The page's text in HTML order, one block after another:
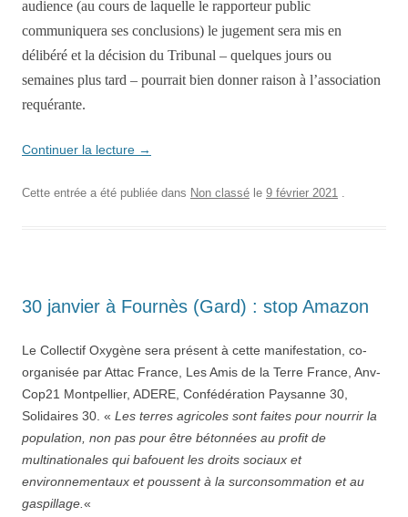
audience (au cours de laquelle le rapporteur public
communiquera ses conclusions) le jugement sera mis en
délibéré et la décision du Tribunal – quelques jours ou
semaines plus tard – pourrait bien donner raison à l’association
requérante.
Continuer la lecture →
Cette entrée a été publiée dans Non classé le 9 février 2021 .
30 janvier à Fournès (Gard) : stop Amazon
Le Collectif Oxygène sera présent à cette manifestation, co-
organisée par Attac France, Les Amis de la Terre France, Anv-
Cop21 Montpellier, ADERE, Confédération Paysanne 30,
Solidaires 30. « Les terres agricoles sont faites pour nourrir la
population, non pas pour être bétonnées au profit de
multinationales qui bafouent les droits sociaux et
environnementaux et poussent à la surconsommation et au
gaspillage. «